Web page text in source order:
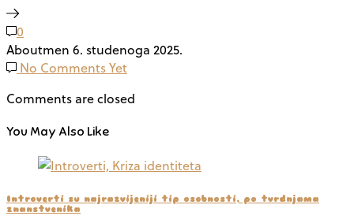
0
Aboutmen 6. studenoga 2025.
No Comments Yet
Comments are closed
You May Also Like
Introverti su najrazvijeniji tip osobnosti, po tvrdnjama
znanstvenika